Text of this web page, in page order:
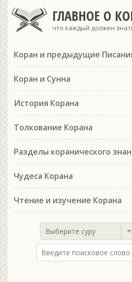
ГЛАВНОЕ О
что каждый должен
Коран и предыдущие
Коран и Сунна
История Корана
Толкование Корана
Разделы коранического
Чудеса Корана
Чтение и изучение Корана
Выберите суру